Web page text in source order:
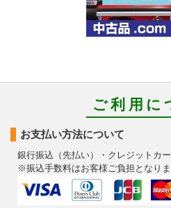
ご利用に
お支払い方法について
銀行振込（先払い）・クレジットカ
※振込手数料はお客様ご負担となりま